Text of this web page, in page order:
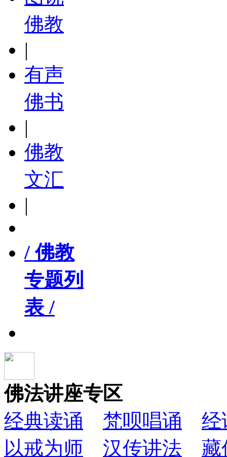
佛教
|
有声
佛书
|
佛教
文汇
|
/ 佛教
专题列
表 /
佛法讲座专区
经典读诵
梵呗唱诵
经
以戒为师
汉传讲法 藏